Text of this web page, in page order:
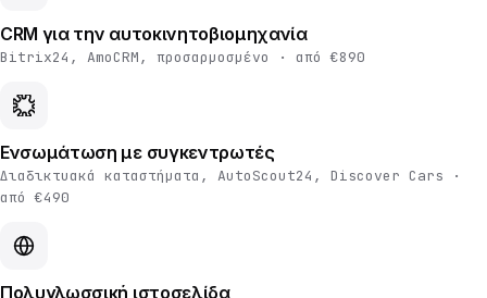
CRM για την αυτοκινητοβιομηχανία
Bitrix24, AmoCRM, προσαρμοσμένο · από €890
Ενσωμάτωση με συγκεντρωτές
Διαδικτυακά καταστήματα, AutoScout24, Discover Cars ·
από €490
Πολυγλωσσική ιστοσελίδα